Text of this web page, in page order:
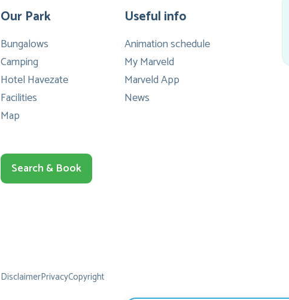
Our Park
Bungalows
Camping
Hotel Havezate
Facilities
Map
Useful info
Animation schedule
My Marveld
Marveld App
News
Search & Book
DisclaimerPrivacyCopyright